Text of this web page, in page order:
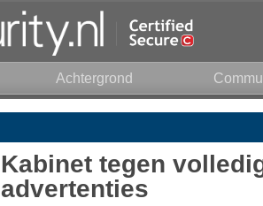
Achtergrond
Kabinet tegen
advertenties